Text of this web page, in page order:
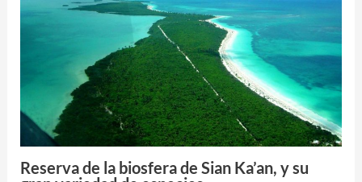
Reserva de la biosfera de Sian Ka’an, y su